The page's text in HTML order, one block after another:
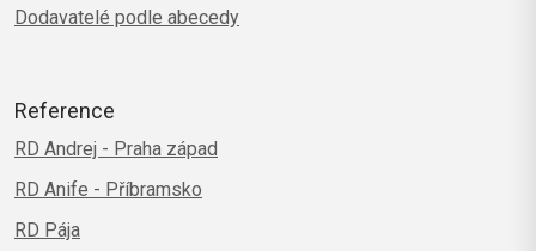
Dodavatelé podle abecedy
Reference
RD Andrej - Praha západ
RD Anife - Příbramsko
RD Pája